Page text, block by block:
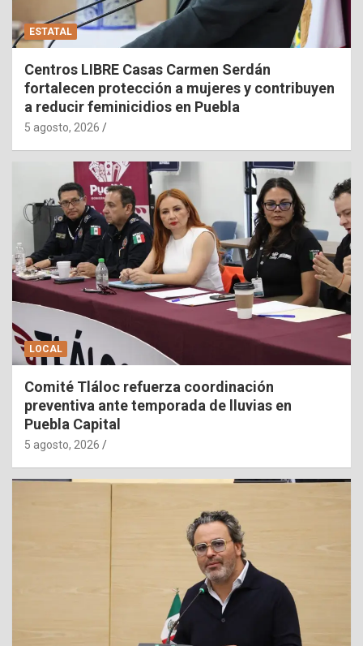
ESTATAL
Centros LIBRE Casas Carmen Serdán
fortalecen protección a mujeres y contribuyen
a reducir feminicidios en Puebla
5 agosto, 2026
LOCAL
Comité Tláloc refuerza coordinación
preventiva ante temporada de lluvias en
Puebla Capital
5 agosto, 2026